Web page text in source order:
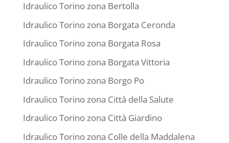
Idraulico Torino zona Bertolla
Idraulico Torino zona Borgata Ceronda
Idraulico Torino zona Borgata Rosa
Idraulico Torino zona Borgata Vittoria
Idraulico Torino zona Borgo Po
Idraulico Torino zona Città della Salute
Idraulico Torino zona Città Giardino
Idraulico Torino zona Colle della Maddalena